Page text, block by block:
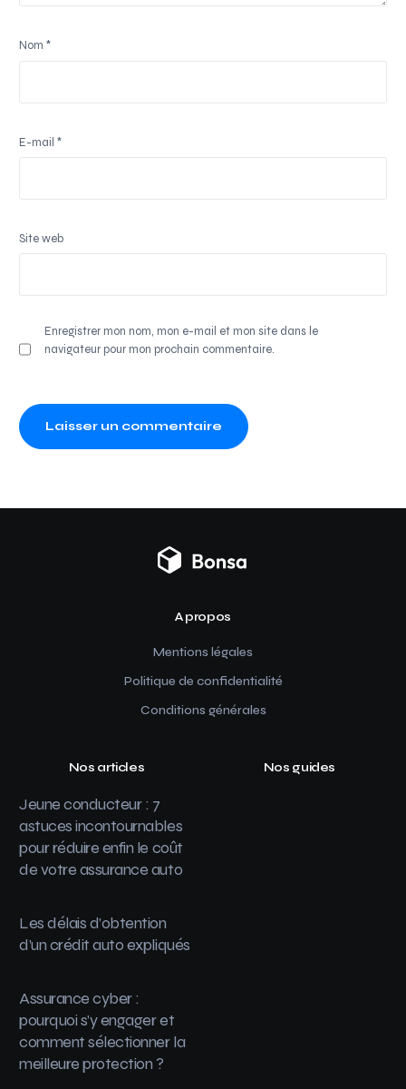
Nom*
E-mail*
Site web
Enregistrer mon nom, mon e-mail et mon site dans le
navigateur pour mon prochain commentaire.
A propos
Mentions légales
Politique de confidentialité
Conditions générales
Nos articles
Jeune conducteur : 7
astuces incontournables
pour réduire enfin le coût
de votre assurance auto
Les délais d’obtention
d’un crédit auto expliqués
Assurance cyber :
pourquoi s’y engager et
comment sélectionner la
meilleure protection ?
Nos guides